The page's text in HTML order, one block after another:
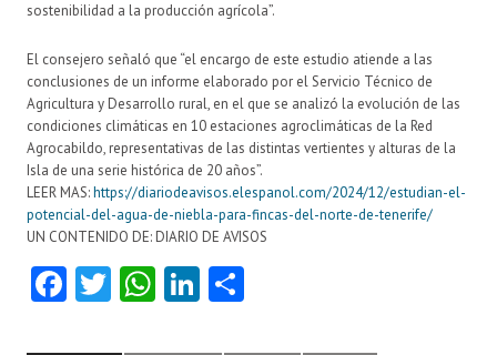
sostenibilidad a la producción agrícola”.
El consejero señaló que “el encargo de este estudio atiende a las
conclusiones de un informe elaborado por el Servicio Técnico de
Agricultura y Desarrollo rural, en el que se analizó la evolución de las
condiciones climáticas en 10 estaciones agroclimáticas de la Red
Agrocabildo, representativas de las distintas vertientes y alturas de la
Isla de una serie histórica de 20 años”.
LEER MAS:https://diariodeavisos.elespanol.com/2024/12/estudian-el-
potencial-del-agua-de-niebla-para-fincas-del-norte-de-tenerife/
UN CONTENIDO DE: DIARIO DE AVISOS
Fa T W Li